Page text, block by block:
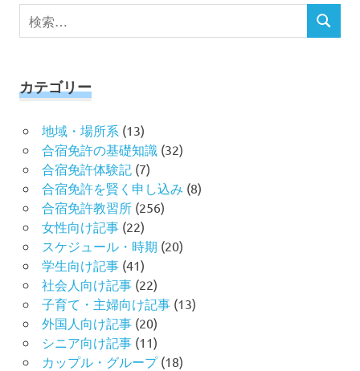
検
索
検
カテゴリー
地域・場所系 (13)
合宿免許の基礎知識(32)
合宿免許体験記(7)
合宿免許を賢く申し込み (8)
合宿免許教習所(256)
女性向け記事(22)
スケジュール・時期 (20)
学生向け記事(41)
社会人向け記事(22)
子育て・主婦向け記事(13)
外国人向け記事(20)
シニア向け記事(11)
カップル・グループ(18)